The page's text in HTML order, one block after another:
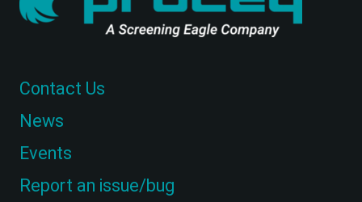
Contact Us
News
Events
Report an issue/bug